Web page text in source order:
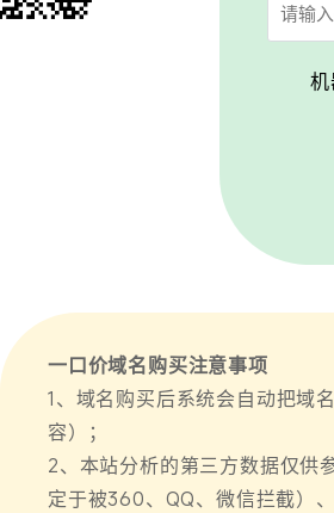
机
一口价域名购买注意事项
1、域名购买后系统会自动把域
容）；
2、本站分析的第三方数据仅供
定于被360、QQ、微信拦截）